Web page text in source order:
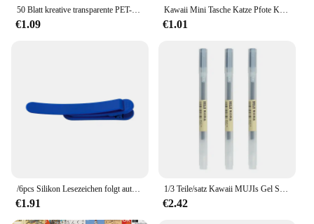
50 Blatt kreative transparente PET-Haftnotizblöcke, wasserfest, Posted It, Notizblöcke, Posits für Schule, Schreibwaren, Bürobedarf
€1.09
Kawaii Mini Tasche Katze Pfote Kunst Allzweckmesser Express Box Messer Papierschneider Handwerk Verpackung Nachfüllbare Klinge Briefpapier Großer Verkauf
€1.01
/6pcs Silikon Lesezeichen folgt automatisch Seite drehen Schüler Lesezeichen Büro Briefpapier Home Office Schul material
€1.91
1/3 Teile/satz Kawaii MUJIs Gel Stift Schwarz/Rot/Blau 0,38mm 0,5mm Tinte Japan Farbe stift Büro Schule Kugelschreiber Japanische Schreibwaren
€2.42